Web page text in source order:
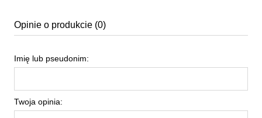
Opinie o produkcie (0)
Imię lub pseudonim:
Twoja opinia: